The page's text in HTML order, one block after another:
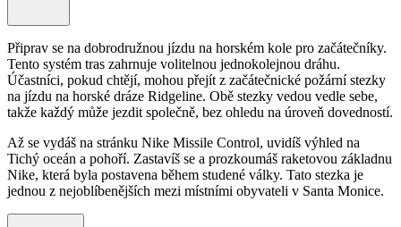
Připrav se na dobrodružnou jízdu na horském kole pro začátečníky.
Tento systém tras zahrnuje volitelnou jednokolejnou dráhu.
Účastníci, pokud chtějí, mohou přejít z začátečnické požární stezky
na jízdu na horské dráze Ridgeline. Obě stezky vedou vedle sebe,
takže každý může jezdit společně, bez ohledu na úroveň dovedností.
Až se vydáš na stránku Nike Missile Control, uvidíš výhled na
Tichý oceán a pohoří. Zastavíš se a prozkoumáš raketovou základnu
Nike, která byla postavena během studené války. Tato stezka je
jednou z nejoblíbenějších mezi místními obyvateli v Santa Monice.